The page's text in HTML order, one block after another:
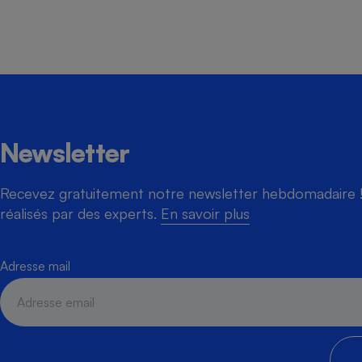
Newsletter
Recevez gratuitement notre newsletter hebdomadaire
réalisés par des experts. En savoir plus
Adresse mail